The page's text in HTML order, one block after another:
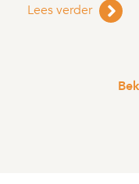
Lees verder